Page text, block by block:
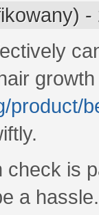
-
product/
check is
a